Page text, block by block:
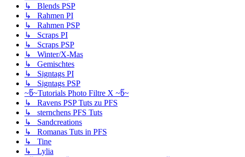
↳ Blends PSP
↳ Rahmen PI
↳ Rahmen PSP
↳ Scraps PI
↳ Scraps PSP
↳ Winter/X-Mas
↳ Gemischtes
↳ Signtags PI
↳ Signtags PSP
~წ~Tutorials Photo Filtre X ~წ~
↳ Ravens PSP Tuts zu PFS
↳ sternchens PFS Tuts
↳ Sandcreations
↳ Romanas Tuts in PFS
↳ Tine
↳ Lylia